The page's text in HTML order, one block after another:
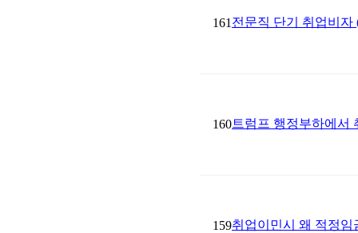
161 전문직 단기 취업비자
160트럼프 행정부하에서
159취업이민시 왜 적정임